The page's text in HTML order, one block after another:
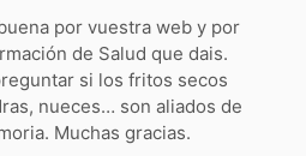
por vuestra web y por
de Salud que dais.
si los fritos secos
nueces… son aliados de
Muchas gracias.